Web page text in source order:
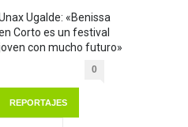
Ugalde: «Benissa
Corto es un festival
con mucho futuro»
0
REPORTAJES